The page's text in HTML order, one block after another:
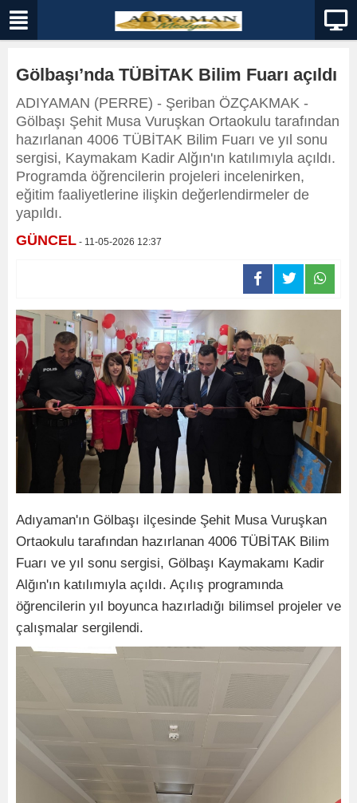
Gölbaşı’nda TÜBİTAK Bilim Fuarı açıldı
ADIYAMAN (PERRE) - Şeriban ÖZÇAKMAK -
Gölbaşı Şehit Musa Vuruşkan Ortaokulu tarafından
hazırlanan 4006 TÜBİTAK Bilim Fuarı ve yıl sonu
sergisi, Kaymakam Kadir Alğın'ın katılımıyla açıldı.
Programda öğrencilerin projeleri incelenirken,
eğitim faaliyetlerine ilişkin değerlendirmeler de
yapıldı.
GÜNCEL - 11-05-2026 12:37
Adıyaman'ın Gölbaşı ilçesinde Şehit Musa Vuruşkan
Ortaokulu tarafından hazırlanan 4006 TÜBİTAK Bilim
Fuarı ve yıl sonu sergisi, Gölbaşı Kaymakamı Kadir
Alğın'ın katılımıyla açıldı. Açılış programında
öğrencilerin yıl boyunca hazırladığı bilimsel projeler ve
çalışmalar sergilendi.